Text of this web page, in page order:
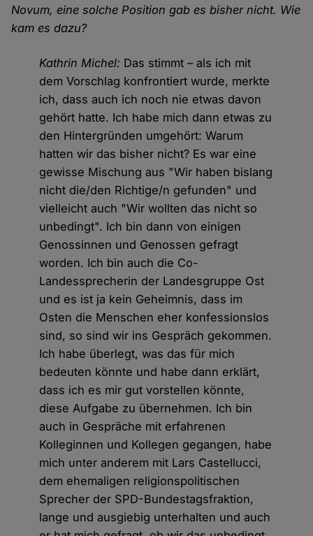
Novum, eine solche Position gab es bisher nicht. Wie
kam es dazu?
Kathrin Michel: Das stimmt – als ich mit
dem Vorschlag konfrontiert wurde, merkte
ich, dass auch ich noch nie etwas davon
gehört hatte. Ich habe mich dann etwas zu
den Hintergründen umgehört: Warum
hatten wir das bisher nicht? Es war eine
gewisse Mischung aus "Wir haben bislang
nicht die/den Richtige/n gefunden" und
vielleicht auch "Wir wollten das nicht so
unbedingt". Ich bin dann von einigen
Genossinnen und Genossen gefragt
worden. Ich bin auch die Co-
Landessprecherin der Landesgruppe Ost
und es ist ja kein Geheimnis, dass im
Osten die Menschen eher konfessionslos
sind, so sind wir ins Gespräch gekommen.
Ich habe überlegt, was das für mich
bedeuten könnte und habe dann erklärt,
dass ich es mir gut vorstellen könnte,
diese Aufgabe zu übernehmen. Ich bin
auch in Gespräche mit erfahrenen
Kolleginnen und Kollegen gegangen, habe
mich unter anderem mit Lars Castellucci,
dem ehemaligen religionspolitischen
Sprecher der SPD-Bundestagsfraktion,
lange und ausgiebig unterhalten und auch